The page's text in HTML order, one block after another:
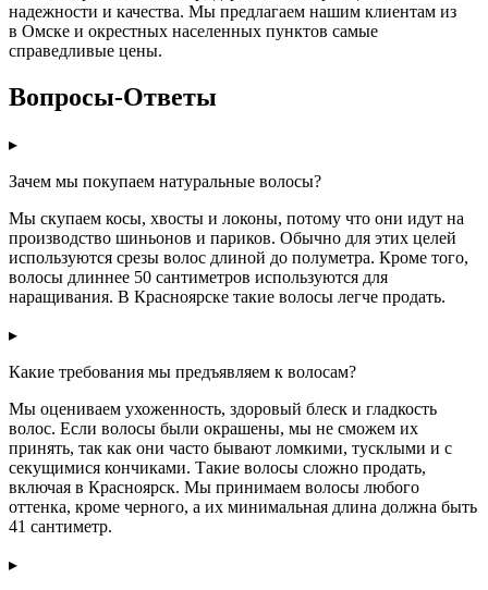
надежности и качества. Мы предлагаем нашим клиентам из
в Омске и окрестных населенных пунктов самые
справедливые цены.
Вопросы-Ответы
▸
Зачем мы покупаем натуральные волосы?
Мы скупаем косы, хвосты и локоны, потому что они идут на
производство шиньонов и париков. Обычно для этих целей
используются срезы волос длиной до полуметра. Кроме того,
волосы длиннее 50 сантиметров используются для
наращивания. В Красноярске такие волосы легче продать.
▸
Какие требования мы предъявляем к волосам?
Мы оцениваем ухоженность, здоровый блеск и гладкость
волос. Если волосы были окрашены, мы не сможем их
принять, так как они часто бывают ломкими, тусклыми и с
секущимися кончиками. Такие волосы сложно продать,
включая в Красноярск. Мы принимаем волосы любого
оттенка, кроме черного, а их минимальная длина должна быть
41 сантиметр.
▸